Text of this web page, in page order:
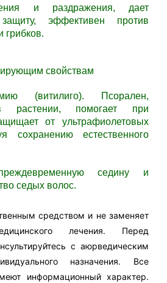
и раздражения, дает
защиту, эффективен против
грибков.
свойствам
(витилиго). Псорален,
растении, помогает при
от ультрафиолетовых
сохранению естественного
седину и
седых волос.
средством и не заменяет
лечения. Перед
с аюрведическим
назначения. Все
информационный характер.